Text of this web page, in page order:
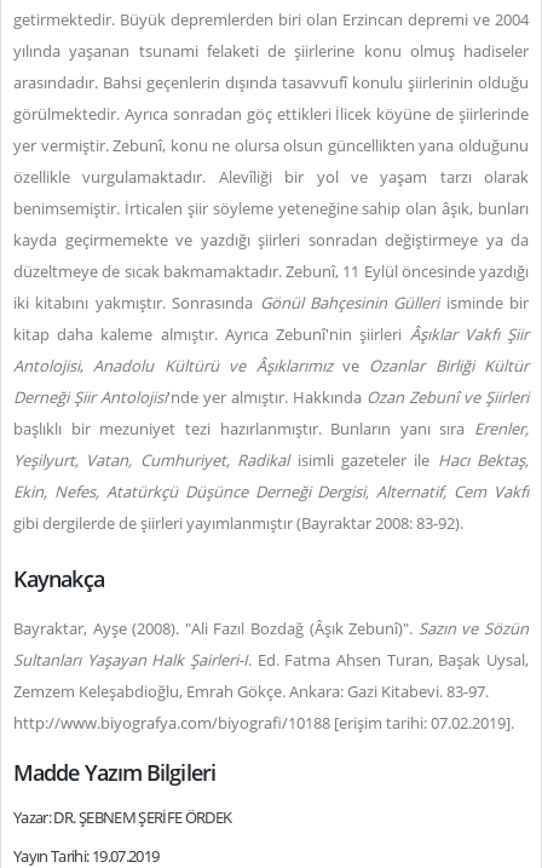
getirmektedir. Büyük depremlerden biri olan Erzincan depremi ve 2004
yılında yaşanan tsunami felaketi de şiirlerine konu olmuş hadiseler
arasındadır. Bahsi geçenlerin dışında tasavvufî konulu şiirlerinin olduğu
görülmektedir. Ayrıca sonradan göç ettikleri İlicek köyüne de şiirlerinde
yer vermiştir. Zebunî, konu ne olursa olsun güncellikten yana olduğunu
özellikle vurgulamaktadır.
Alevîliği bir yol ve yaşam tarzı olarak
benimsemiştir. İrticalen şiir söyleme yeteneğine sahip olan âşık, bunları
kayda geçirmemekte ve yazdığı şiirleri sonradan değiştirmeye ya da
düzeltmeye de sıcak bakmamaktadır. Zebunî, 11 Eylül öncesinde yazdığı
iki kitabını yakmıştır. Sonrasında Gönül Bahçesinin Gülleriisminde bir
kitap daha kaleme almıştır. Ayrıca Zebunî'nin şiirleri Âşıklar Vakfı Şiir
Antolojisi,Anadolu Kültürü ve Âşıklarımızve Ozanlar Birliği Kültür
Derneği Şiir Antolojisi'nde yer almıştır. Hakkında Ozan Zebunî ve Şiirleri
başlıklı bir mezuniyet tezi hazırlanmıştır. Bunların yanı sıra Erenler,
Yeşilyurt, Vatan, Cumhuriyet, Radikalisimli gazeteler ile Hacı Bektaş,
Ekin, Nefes, Atatürkçü Düşünce Derneği Dergisi, Alternatif, Cem Vakfı
gibi dergilerde de şiirleri yayımlanmıştır (Bayraktar 2008: 83-92).
Kaynakça
Bayraktar, Ayşe (2008). "Ali Fazıl Bozdağ (Âşık Zebunî)". Sazın ve Sözün
Sultanları Yaşayan Halk Şairleri-I. Ed. Fatma Ahsen Turan, Başak Uysal,
Zemzem Keleşabdioğlu, Emrah Gökçe. Ankara: Gazi Kitabevi. 83-97.
http://www.biyografya.com/biyografi/10188 [erişim tarihi: 07.02.2019].
Madde Yazım Bilgileri
Yazar: DR. ŞEBNEM ŞERİFE ÖRDEK
Yayın Tarihi: 19.07.2019